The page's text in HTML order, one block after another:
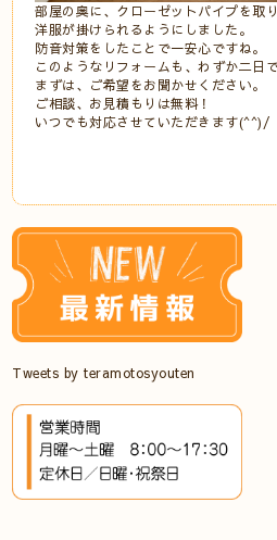
部屋の奥に、クローゼットパイプを取
洋服が掛けられるようにしました。
防音対策をしたことで一安心ですね。
このようなリフォームも、わずか二日
まずは、ご希望をお聞かせください。
ご相談、お見積もりは無料！
いつでも対応させていただきます(^^)/
Tweets by teramotosyouten